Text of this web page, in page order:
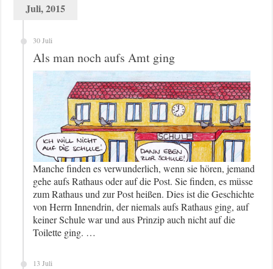
Juli, 2015
30 Juli
Als man noch aufs Amt ging
Manche finden es verwunderlich, wenn sie hören, jemand
gehe aufs Rathaus oder auf die Post. Sie finden, es müsse
zum Rathaus und zur Post heißen. Dies ist die Geschichte
von Herrn Innendrin, der niemals aufs Rathaus ging, auf
keiner Schule war und aus Prinzip auch nicht auf die
Toilette ging. …
13 Juli